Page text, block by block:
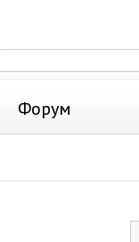
Форум